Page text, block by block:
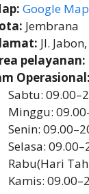
Google Map
Jembrana
Jl.
pelayanan:
Operasional:
Sabtu:
Minggu:
Senin:
Selasa:
Rabu(Hari
Kamis: